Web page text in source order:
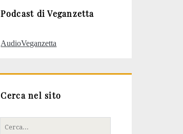
Podcast di Veganzetta
AudioVeganzetta
Cerca nel sito
Cerca